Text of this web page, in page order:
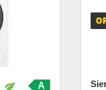
A